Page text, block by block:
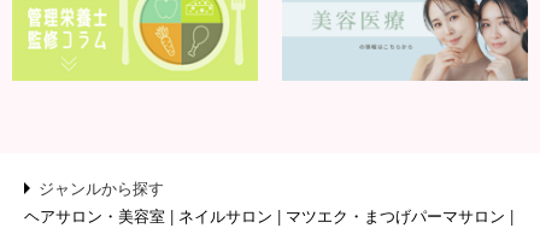
ジャンルから探す
ヘアサロン・美容室
ネイルサロン
マツエク・まつげパーマサロン